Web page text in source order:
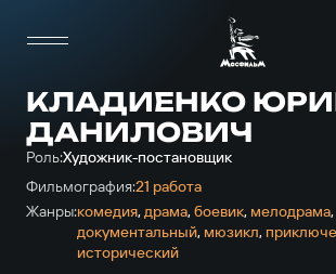
КЛАДИЕНКО
ДАНИЛОВИЧ
Роль:Художник-постановщик
Фильмография:21 работа
Жанры:комедия,драма,боевик, мелодрама,
документальный, мюзикл,
исторический